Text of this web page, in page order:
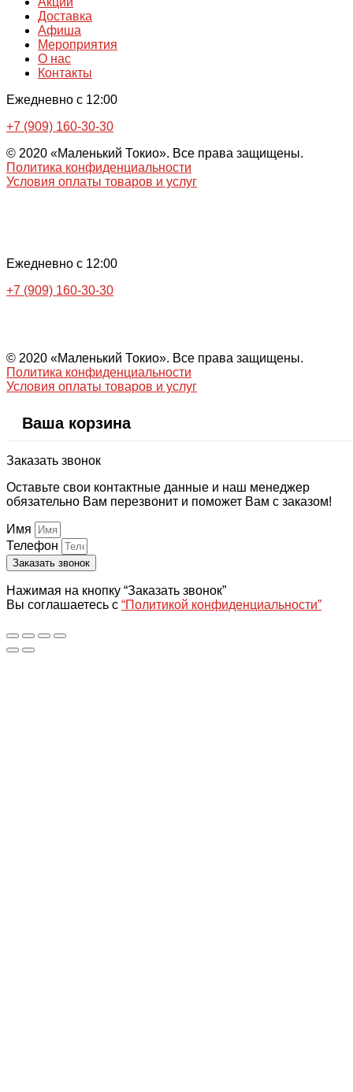
Доставка
Афиша
Мероприятия
О нас
Контакты
Ежедневно с 12:00
+7 (909) 160-30-30
© 2020 «Маленький Токио». Все права защищены.
Политика конфиденциальности
Условия оплаты товаров и услуг
Ежедневно с 12:00
+7 (909) 160-30-30
© 2020 «Маленький Токио». Все права защищены.
Политика конфиденциальности
Условия оплаты товаров и услуг
Ваша корзина
Заказать звонок
Оставьте свои контактные данные и наш менеджер
обязательно Вам перезвонит и поможет Вам с заказом!
Имя
Телефон
Заказать звонок
Нажимая на кнопку “Заказать звонок”
Вы соглашаетесь с “Политикой конфиденциальности”